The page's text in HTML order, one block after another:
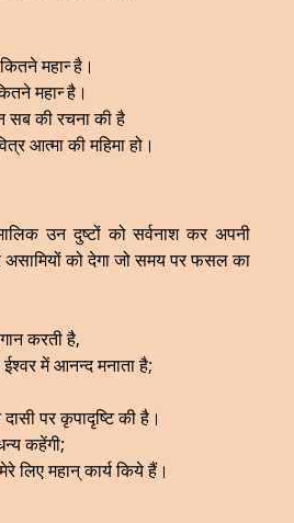
महान्‍ है।
महान्‍ है।
सब की रचना की है
आत्मा की महिमा हो।
उन दुष्टों को सर्वनाश कर अपनी
असामियों को देगा जो समय पर फसल का
करती है,
में आनन्द मनाता है;
पर कृपादृष्टि की है।
कहेंगी;
लिए महान् कार्य किये हैं।